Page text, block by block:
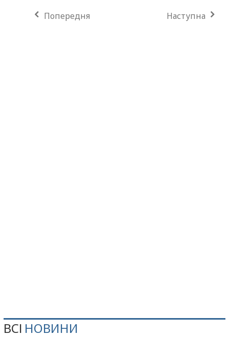
Попередня Наступна
ВСІ НОВИНИ